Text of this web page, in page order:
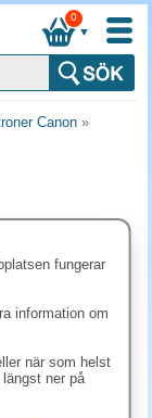
▼
0
Canon »
fungerar
information om
när som helst
ner på